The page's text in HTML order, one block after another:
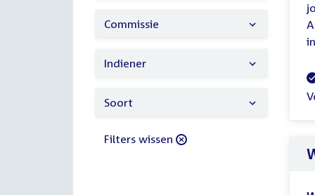
Commissie
Indiener
Soort
Filters wissen